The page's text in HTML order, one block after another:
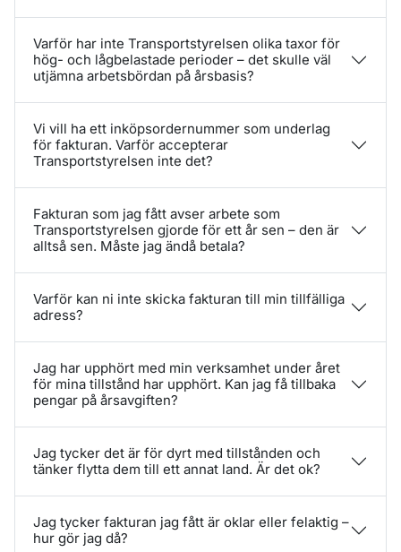
Varför har inte Transportstyrelsen olika taxor för
hög- och lågbelastade perioder – det skulle väl
utjämna arbetsbördan på årsbasis?
Vi vill ha ett inköpsordernummer som underlag
för fakturan. Varför accepterar
Transportstyrelsen inte det?
Fakturan som jag fått avser arbete som
Transportstyrelsen gjorde för ett år sen – den är
alltså sen. Måste jag ändå betala?
Varför kan ni inte skicka fakturan till min tillfälliga
adress?
Jag har upphört med min verksamhet under året
för mina tillstånd har upphört. Kan jag få tillbaka
pengar på årsavgiften?
Jag tycker det är för dyrt med tillstånden och
tänker flytta dem till ett annat land. Är det ok?
Jag tycker fakturan jag fått är oklar eller felaktig –
hur gör jag då?